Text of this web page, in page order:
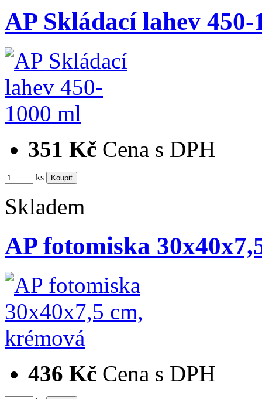
AP Skládací lahev 450-
351 Kč Cena s DPH
ks
Skladem
AP fotomiska
436 Kč Cena s DPH